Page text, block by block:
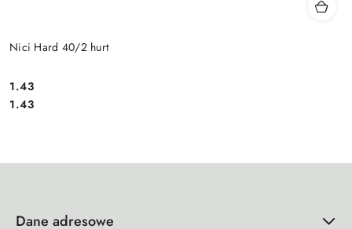
Nici Hard 40/2 hurt
Cena:
1.43
Cena:
1.43
Dane adresowe